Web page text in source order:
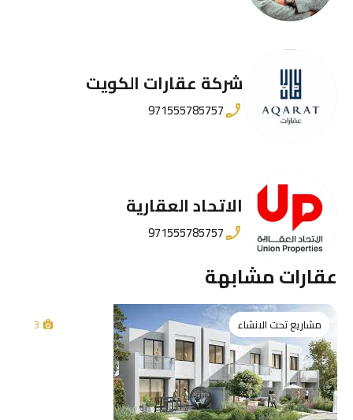
شركة عقارات الكويت
971555785757
الاتحاد العقارية
971555785757
عقارات مشابهة
مشاريع تحت الانشاء 3